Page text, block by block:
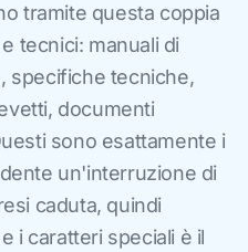
tramite questa coppia
tecnici: manuali di
specifiche tecniche,
documenti
sono esattamente i
un'interruzione di
caduta, quindi
i caratteri speciali è il